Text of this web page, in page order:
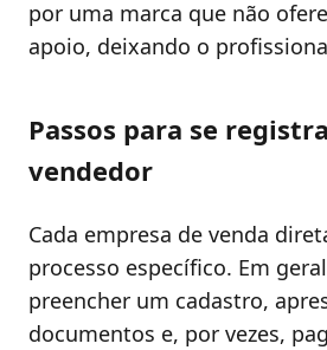
por uma marca que não
apoio, deixando o
Passos para se
vendedor
Cada empresa de venda
processo específico. Em
preencher um cadastro,
documentos e, por vezes,